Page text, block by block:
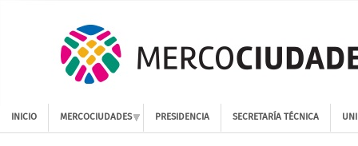
INICIO MERCOCIUDADES PRESIDENCIA SECRETARÍA TÉCNICA